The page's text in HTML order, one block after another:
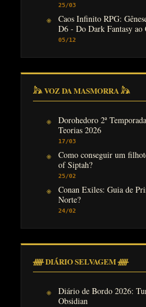
25/03
Caos Infinito RPG:
D6 - Do Dark Fantasy ao
05/12
𓃦 VOZ DA MASMORRA 𓃦
Dorohedoro 2ª
Teorias 2026
17/03
Como conseguir um
of Siptah?
25/02
Conan Exiles: Guia de
Norte?
24/02
ᚏ DIÁRIO SELVAGEM ᚏ
Diário de Bordo 2026:
Obsidian